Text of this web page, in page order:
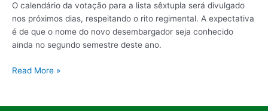
O calendário da votação para a lista sêxtupla será divulgado
nos próximos dias, respeitando o rito regimental. A expectativa
é de que o nome do novo desembargador seja conhecido
ainda no segundo semestre deste ano.
Read More »